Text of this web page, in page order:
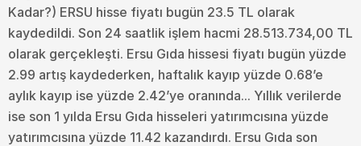
Kadar?) ERSU hisse fiyatı bugün 23.5 TL olarak
kaydedildi. Son 24 saatlik işlem hacmi 28.513.734,00 TL
olarak gerçekleşti. Ersu Gıda hissesi fiyatı bugün yüzde
2.99 artış kaydederken, haftalık kayıp yüzde 0.68’e
aylık kayıp ise yüzde 2.42’ye oranında... Yıllık verilerde
ise son 1 yılda Ersu Gıda hisseleri yatırımcısına yüzde
yatırımcısına yüzde 11.42 kazandırdı. Ersu Gıda son